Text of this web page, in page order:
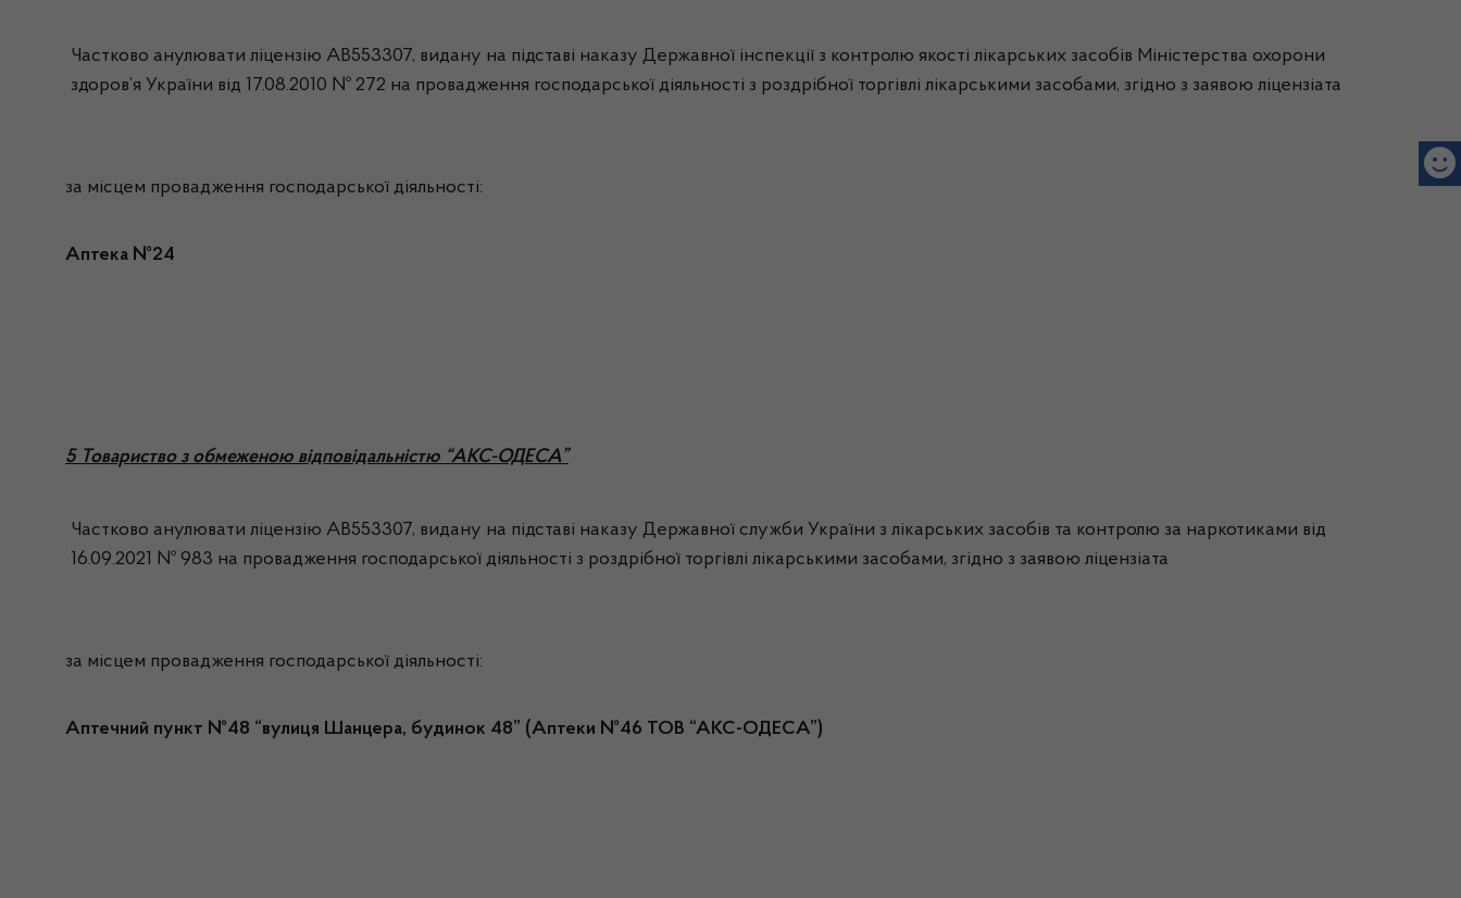
Частково анулювати ліцензію АВ553307, видану на підставі наказу Державної інспекції з контролю якості лікарських засобів Міністерства охорони
здоров’я України від 17.08.2010 № 272 на провадження господарської діяльності з роздрібної торгівлі лікарськими засобами, згідно з заявою ліцензіата
за місцем провадження господарської діяльності:
Аптека №24
5 Товариство з обмеженою відповідальністю “АКС-ОДЕСА”
Частково анулювати ліцензію АВ553307, видану на підставі наказу Державної служби України з лікарських засобів та контролю за наркотиками від
16.09.2021 № 983 на провадження господарської діяльності з роздрібної торгівлі лікарськими засобами, згідно з заявою ліцензіата
за місцем провадження господарської діяльності:
Аптечний пункт №48 “вулиця Шанцера, будинок 48” (Аптеки №46 ТОВ “АКС-ОДЕСА”)